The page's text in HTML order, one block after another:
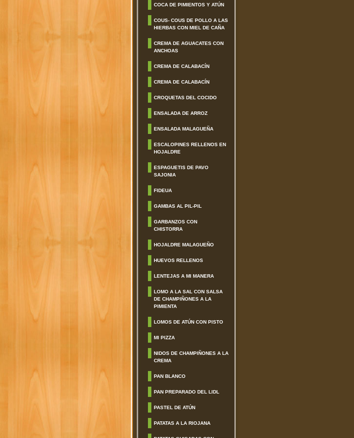
COCA DE PIMIENTOS Y ATÚN
COUS- COUS DE POLLO A LAS
HIERBAS CON MIEL DE CAÑA
CREMA DE AGUACATES CON
ANCHOAS
CREMA DE CALABACÍN
CREMA DE CALABACÍN
CROQUETAS DEL COCIDO
ENSALADA DE ARROZ
ENSALADA MALAGUEÑA
ESCALOPINES RELLENOS EN
HOJALDRE
ESPAGUETIS DE PAVO
SAJONIA
FIDEUA
GAMBAS AL PIL-PIL
GARBANZOS CON
CHISTORRA
HOJALDRE MALAGUEÑO
HUEVOS RELLENOS
LENTEJAS A MI MANERA
LOMO A LA SAL CON SALSA
DE CHAMPIÑONES A LA
PIMIENTA
LOMOS DE ATÚN CON PISTO
MI PIZZA
NIDOS DE CHAMPIÑONES A LA
CREMA
PAN BLANCO
PAN PREPARADO DEL LIDL
PASTEL DE ATÚN
PATATAS A LA RIOJANA